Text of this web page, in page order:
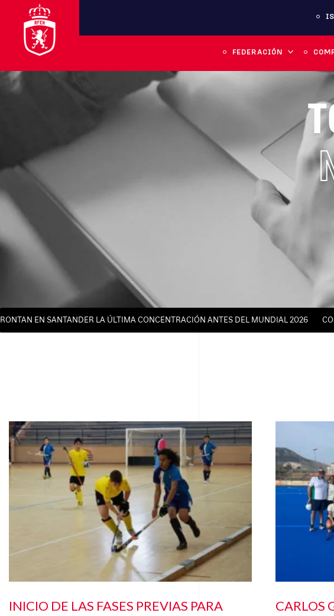
FEDERACIÓN
EN SANTANDER LA ÚLTIMA CONCENTRACIÓN ANTES DEL MUNDIAL 2026
INICIO DE LAS FASES PREVIAS PARA
CARLOS